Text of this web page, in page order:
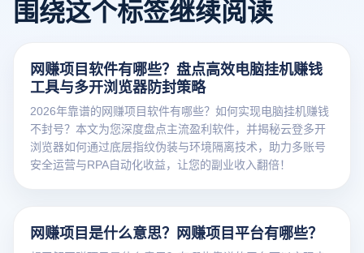
围绕这个标签继续阅读
网赚项目软件有哪些？盘点高效电脑挂机赚钱
工具与多开浏览器防封策略
2026年靠谱的网赚项目软件有哪些？如何实现电脑挂机赚钱
不封号？本文为您深度盘点主流盈利软件，并揭秘云登多开
浏览器如何通过底层指纹伪装与环境隔离技术，助力多账号
安全运营与RPA自动化收益，让您的副业收入翻倍！
网赚项目是什么意思？网赚项目平台有哪些？